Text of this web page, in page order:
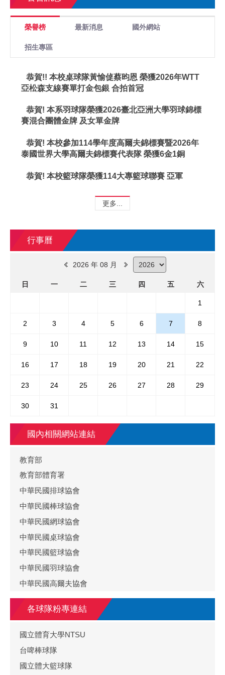
榮譽榜 最新消息 國外網站
招生專區
恭賀!! 本校桌球隊黃愉偼蔡昀恩 榮獲2026年WTT
亞松森支線賽單打金包銀 合拍首冠
恭賀! 本系羽球隊榮獲2026臺北亞洲大學羽球錦標
賽混合團體金牌 及女單金牌
恭賀! 本校參加114學年度高爾夫錦標賽暨2026年
泰國世界大學高爾夫錦標賽代表隊 榮獲6金1銅
恭賀! 本校籃球隊榮獲114大專籃球聯賽 亞軍
更多...
行事曆
2026 年 08 月
日 一 二 三 四 五 六
1
2 3 4 5 6 7 8
9 10 11 12 13 14 15
16 17 18 19 20 21 22
23 24 25 26 27 28 29
30 31
國內相關網站連結
教育部
教育部體育署
中華民國排球協會
中華民國棒球協會
中華民國網球協會
中華民國桌球協會
中華民國籃球協會
中華民國羽球協會
中華民國高爾夫協會
各球隊粉專連結
國立體育大學NTSU
台啤棒球隊
國立體大籃球隊